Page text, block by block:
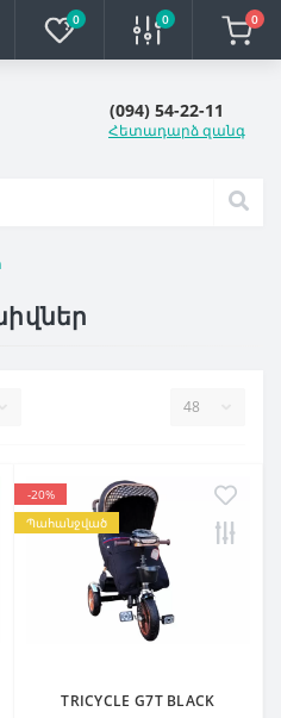
0 0 0
(094) 54-22-11
Հետադարձ զանգ
-20%
Պահանջված
TRICYCLE G7T BLACK